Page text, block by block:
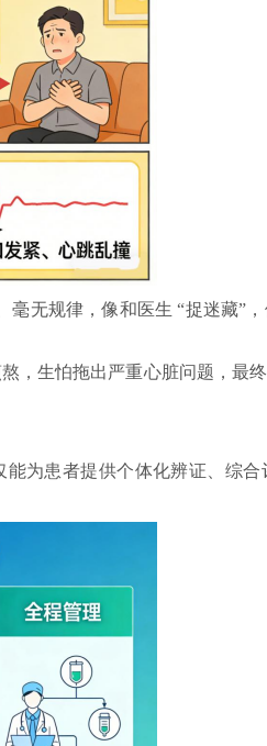
毫无规律，像和医生 “捉迷藏”
，生怕拖出严重心脏问题，最
能为患者提供个体化辨证、综